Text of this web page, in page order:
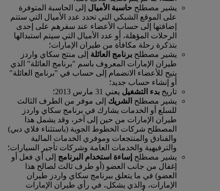
يشير مصطلح حاسبة الأميال إلى الحاسبة المتوفرة
على الموقع الشبكي التي تحدد عدد الأميال التي ستتم
إضافتها إلى حساب الأعضاء عند سفرهم على إحدى
الرحلات المؤهلة، أو عدد الأميال التي سيتم استبدالها
بتذكرة رحلة مكافأة من طيران الإمارات؛
يشير مصطلح برنامج العائلة إلى منتج سكاي واردز
طيران الإمارات المعروف باسم "برنامج العائلة" الذي
يتيح للأعضاء الانضمام إلى حساب في "برنامج العائلة"
أو إنشاء حساب جديد؛
تاريخ بدء التشغيل يعني 31 مارس 2013؛
يشير مصطلح الشريك إلى موفر من الطرف الثالث
للسلع أو الخدمات يشارك في برنامج سكاي واردز
طيران الإمارات من حين إلى آخر، وقد يشمل هذا
المصطلح شركات الخطوط الجوية (باستثناء فلاي دبي)
والفنادق والمنتجعات وموفري الخدمات المالية
والترفيهية والخدمات العامة وشركات تأجير السيارات؛
يشير مصطلح إساءة استخدام البرنامج إلى أي فعل أو
إغفال من جانب العضو (أو طرف ثالث لصالح هذا
العضو) في ما يتعلق ببرنامج سكاي واردز طيران
الإمارات، والذي يشكل، في رأي طيران الإمارات